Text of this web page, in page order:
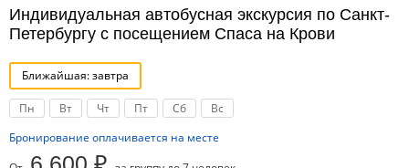
Индивидуальная автобусная экскурсия по Санкт-
Петербургу с посещением Спаса на Крови
Ближайшая: завтра
Пн Вт Чт Пт Сб
Вс
Бронирование оплачивается на месте